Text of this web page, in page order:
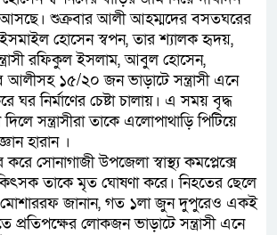
শুক্রবার আলী আহম্মদের বসতঘরের
হোসেন স্বপন, তার শ্যালক হৃদয়,
রফিকুল ইসলাম, আবুল হোসেন,
আলীসহ ১৫/২০ জন ভাড়াটে সন্ত্রাসী এনে
নির্মাণের চেষ্টা চালায়। এ সময় বৃদ্ধ
সন্ত্রাসীরা তাকে এলোপাথাড়ি পিটিয়ে
হারান ।
করে সোনাগাজী উপজেলা স্বাস্থ্য কমপ্লেক্সে
তাকে মৃত ঘোষণা করে। নিহতের ছেলে
মোশাররফ জানান, গত ১লা জুন দুপুরেও একই
প্রতিপক্ষের লোকজন ভাড়াটে সন্ত্রাসী এনে